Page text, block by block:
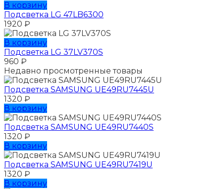
В корзину
Подсветка LG 47LB6300
1920 ₽
В корзину
Подсветка LG 37LV370S
960 ₽
Недавно просмотренные товары
Подсветка SAMSUNG UЕ49RU7445U
1320 ₽
В корзину
Подсветка SAMSUNG UЕ49RU7440S
1320 ₽
В корзину
Подсветка SAMSUNG UЕ49RU7419U
1320 ₽
В корзину